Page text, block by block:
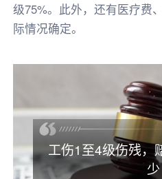
级75%。此外，还有医疗费
际情况确定。
工伤1至4级伤残，
少